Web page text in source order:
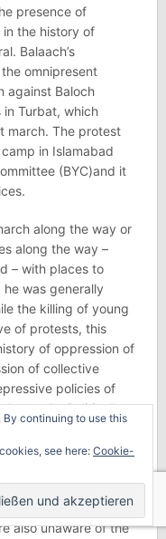
presence of
the history of
Balaach’s
omnipresent
against Baloch
Turbat, which
march. The protest
in Islamabad
(BYC)and it
along the way or
along the way –
– with places to
was generally
the killing of young
of protests, this
of oppression of
of collective
policies of
people. Politically
with violence
thousands have
or murdered;
at the
forces many people
also unaware of the
continuing to use this
see here: Cookie-